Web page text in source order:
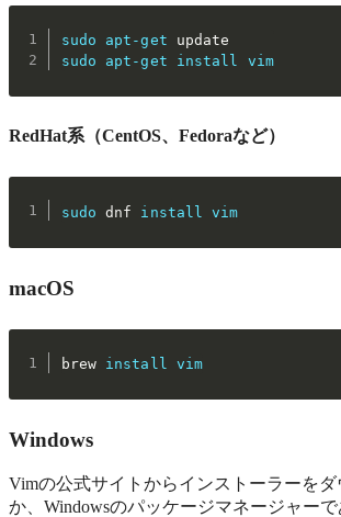
sudo apt-get
sudo
apt-get install vim
RedHat系（CentOS、Fedoraなど）
sudo dnf install vim
macOS
brew install vim
Windows
Vimの公式サイトからインストーラーをダ
か、Windowsのパッケージマネージャーで